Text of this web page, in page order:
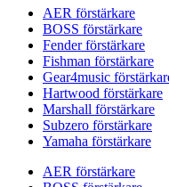
AER förstärkare
BOSS förstärkare
Fender förstärkare
Fishman förstärkare
Gear4music
Hartwood förstärkare
Marshall förstärkare
Subzero förstärkare
Yamaha förstärkare
AER förstärkare